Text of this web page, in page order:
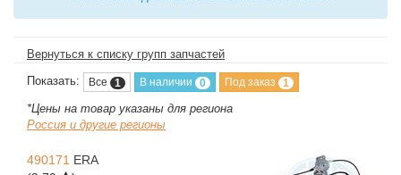
Вернуться к списку групп запчастей
Показать: Все 1 В наличии 0 Под заказ 1
*Цены на товар указаны для региона
Россия и другие регионы
490171 ERA